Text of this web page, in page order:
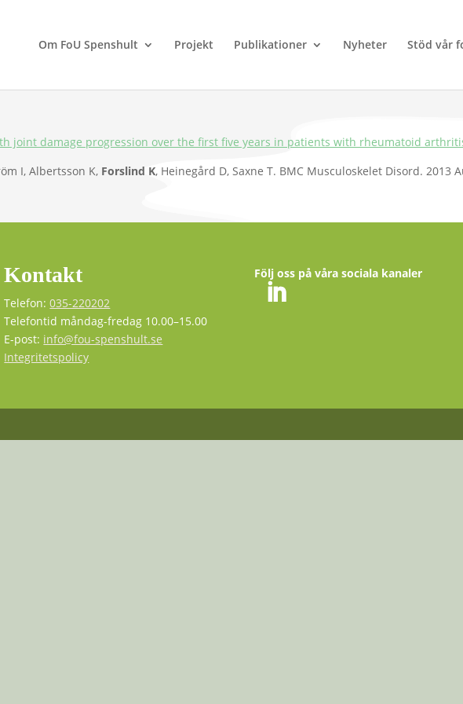
Om FoU Spenshult Projekt Publikationer Nyheter Stöd vår
joint damage progression over the first five years in patients with rheumatoid
I, Albertsson K, Forslind K, Heinegård D, Saxne T. BMC Musculoskelet Disord. 2013
Kontakt
Telefon:035-220202
Telefontid måndag-fredag 10.00–15.00
E-post: info@fou-spenshult.se
Integritetspolicy
Följ oss på våra sociala kanaler